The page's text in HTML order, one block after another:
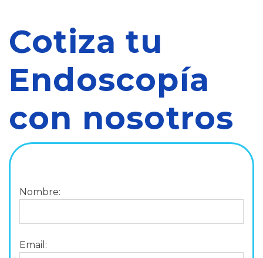
Cotiza tu
Endoscopía
con nosotros
Nombre:
Email: